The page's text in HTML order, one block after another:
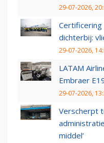
29-07-2026,
Certificering
dichterbij:
29-07-2026,
LATAM
Embraer
29-07-2026,
Verscherpt
middel’